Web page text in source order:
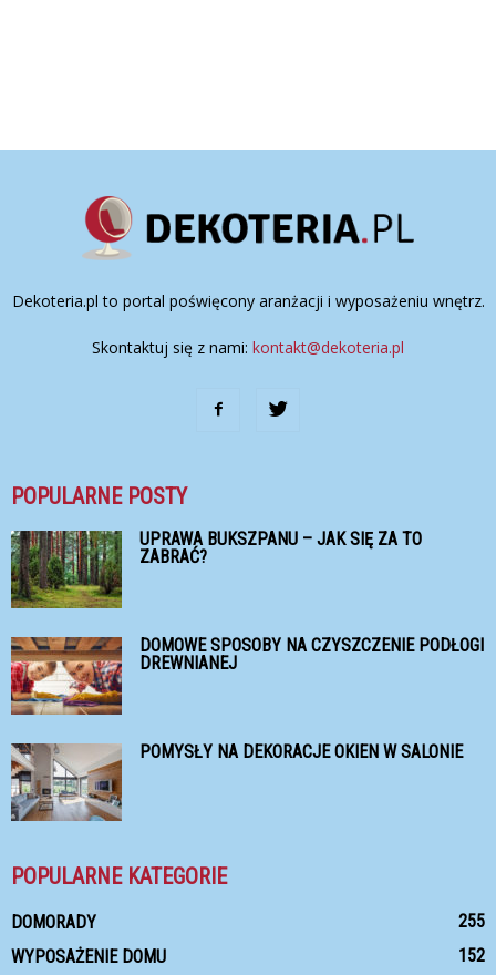
Dekoteria.pl to portal poświęcony aranżacji i wyposażeniu wnętrz.
Skontaktuj się z nami: kontakt@dekoteria.pl
POPULARNE POSTY
UPRAWA BUKSZPANU – JAK SIĘ ZA TO
ZABRAĆ?
DOMOWE SPOSOBY NA CZYSZCZENIE PODŁOGI
DREWNIANEJ
POMYSŁY NA DEKORACJE OKIEN W SALONIE
POPULARNE KATEGORIE
DOMORADY
255
WYPOSAŻENIE DOMU
152